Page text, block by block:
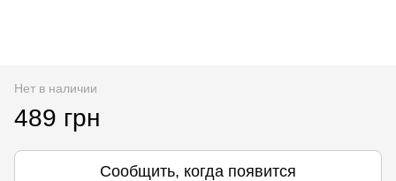
Нет в наличии
489 грн
Сообщить, когда появится